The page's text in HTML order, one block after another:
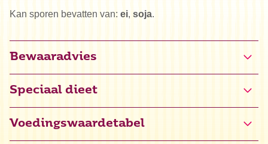
Kan sporen bevatten van: ei, soja.
Bewaaradvies
Speciaal dieet
Glutenvrij gecertificeerd (NL-090-073)
Voedingswaardetabel